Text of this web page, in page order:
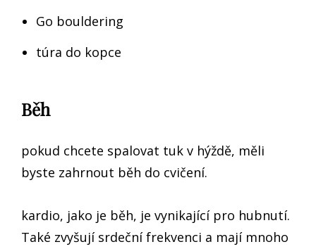
Go bouldering
túra do kopce
Běh
pokud chcete spalovat tuk v hýždě, měli
byste zahrnout běh do cvičení.
kardio, jako je běh, je vynikající pro hubnutí.
Také zvyšují srdeční frekvenci a mají mnoho